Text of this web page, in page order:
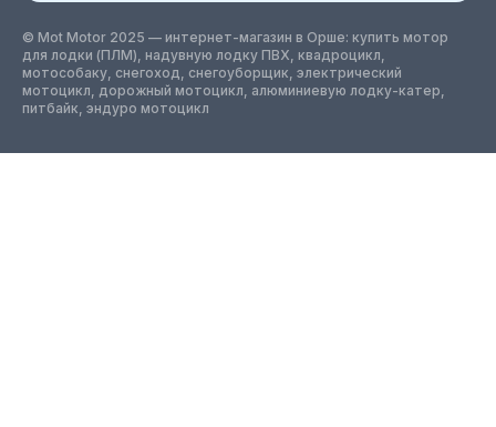
© Mot Motor 2025 — интернет-магазин в Орше: купить мотор
для лодки (ПЛМ), надувную лодку ПВХ, квадроцикл,
мотособаку, снегоход, снегоуборщик, электрический
мотоцикл, дорожный мотоцикл, алюминиевую лодку-катер,
питбайк, эндуро мотоцикл